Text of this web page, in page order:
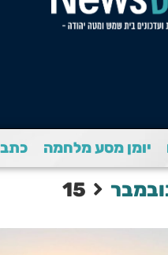
יומן מסע מלחמה
15